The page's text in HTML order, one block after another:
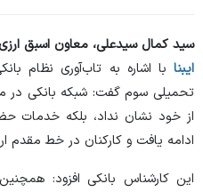
سید کمال سیدعلی، معاون اسبق
ایبنا با اشاره به تاب‌آوری نظام
تحمیلی سوم گفت: شبکه بانکی در
از خود نشان نداد، بلکه خدمات
ادامه یافت و کارکنان در خط مقدم
این کارشناس بانکی افزود: